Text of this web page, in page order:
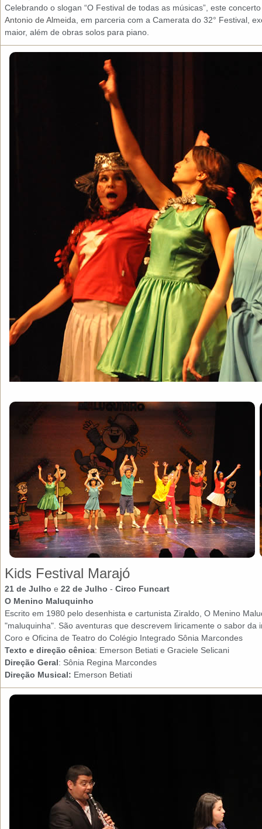
Celebrando o slogan “O Festival de todas as músicas”, este
Antonio de Almeida , em parceria com a Camerata do 32° Festival,
maior, além de obras solos para piano.
Kids Festival Marajó
21 de Julho e 22 de Julho - Circo Funcart
O Menino Maluquinho
Escrito em 1980 pelo desenhista e cartunista Ziraldo, O Menino
"maluquinha". São aventuras que descrevem liricamente o sabor da
Coro e Oficina de Teatro do Colégio Integrado Sônia Marcondes
Texto e direção cênica: Emerson Betiati e Graciele Selicani
Direção Geral: Sônia Regina Marcondes
Direção Musical: Emerson Betiati